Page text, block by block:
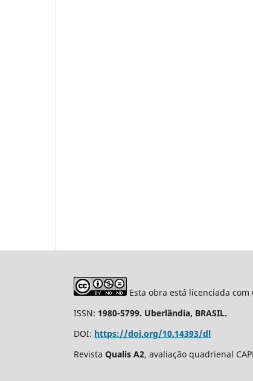
Esta obra está licenciada
ISSN: 1980-5799. Uberlândia, BRASIL.
DOI: https://doi.org/10.14393/dl
Revista Qualis A2, avaliação quadrienal